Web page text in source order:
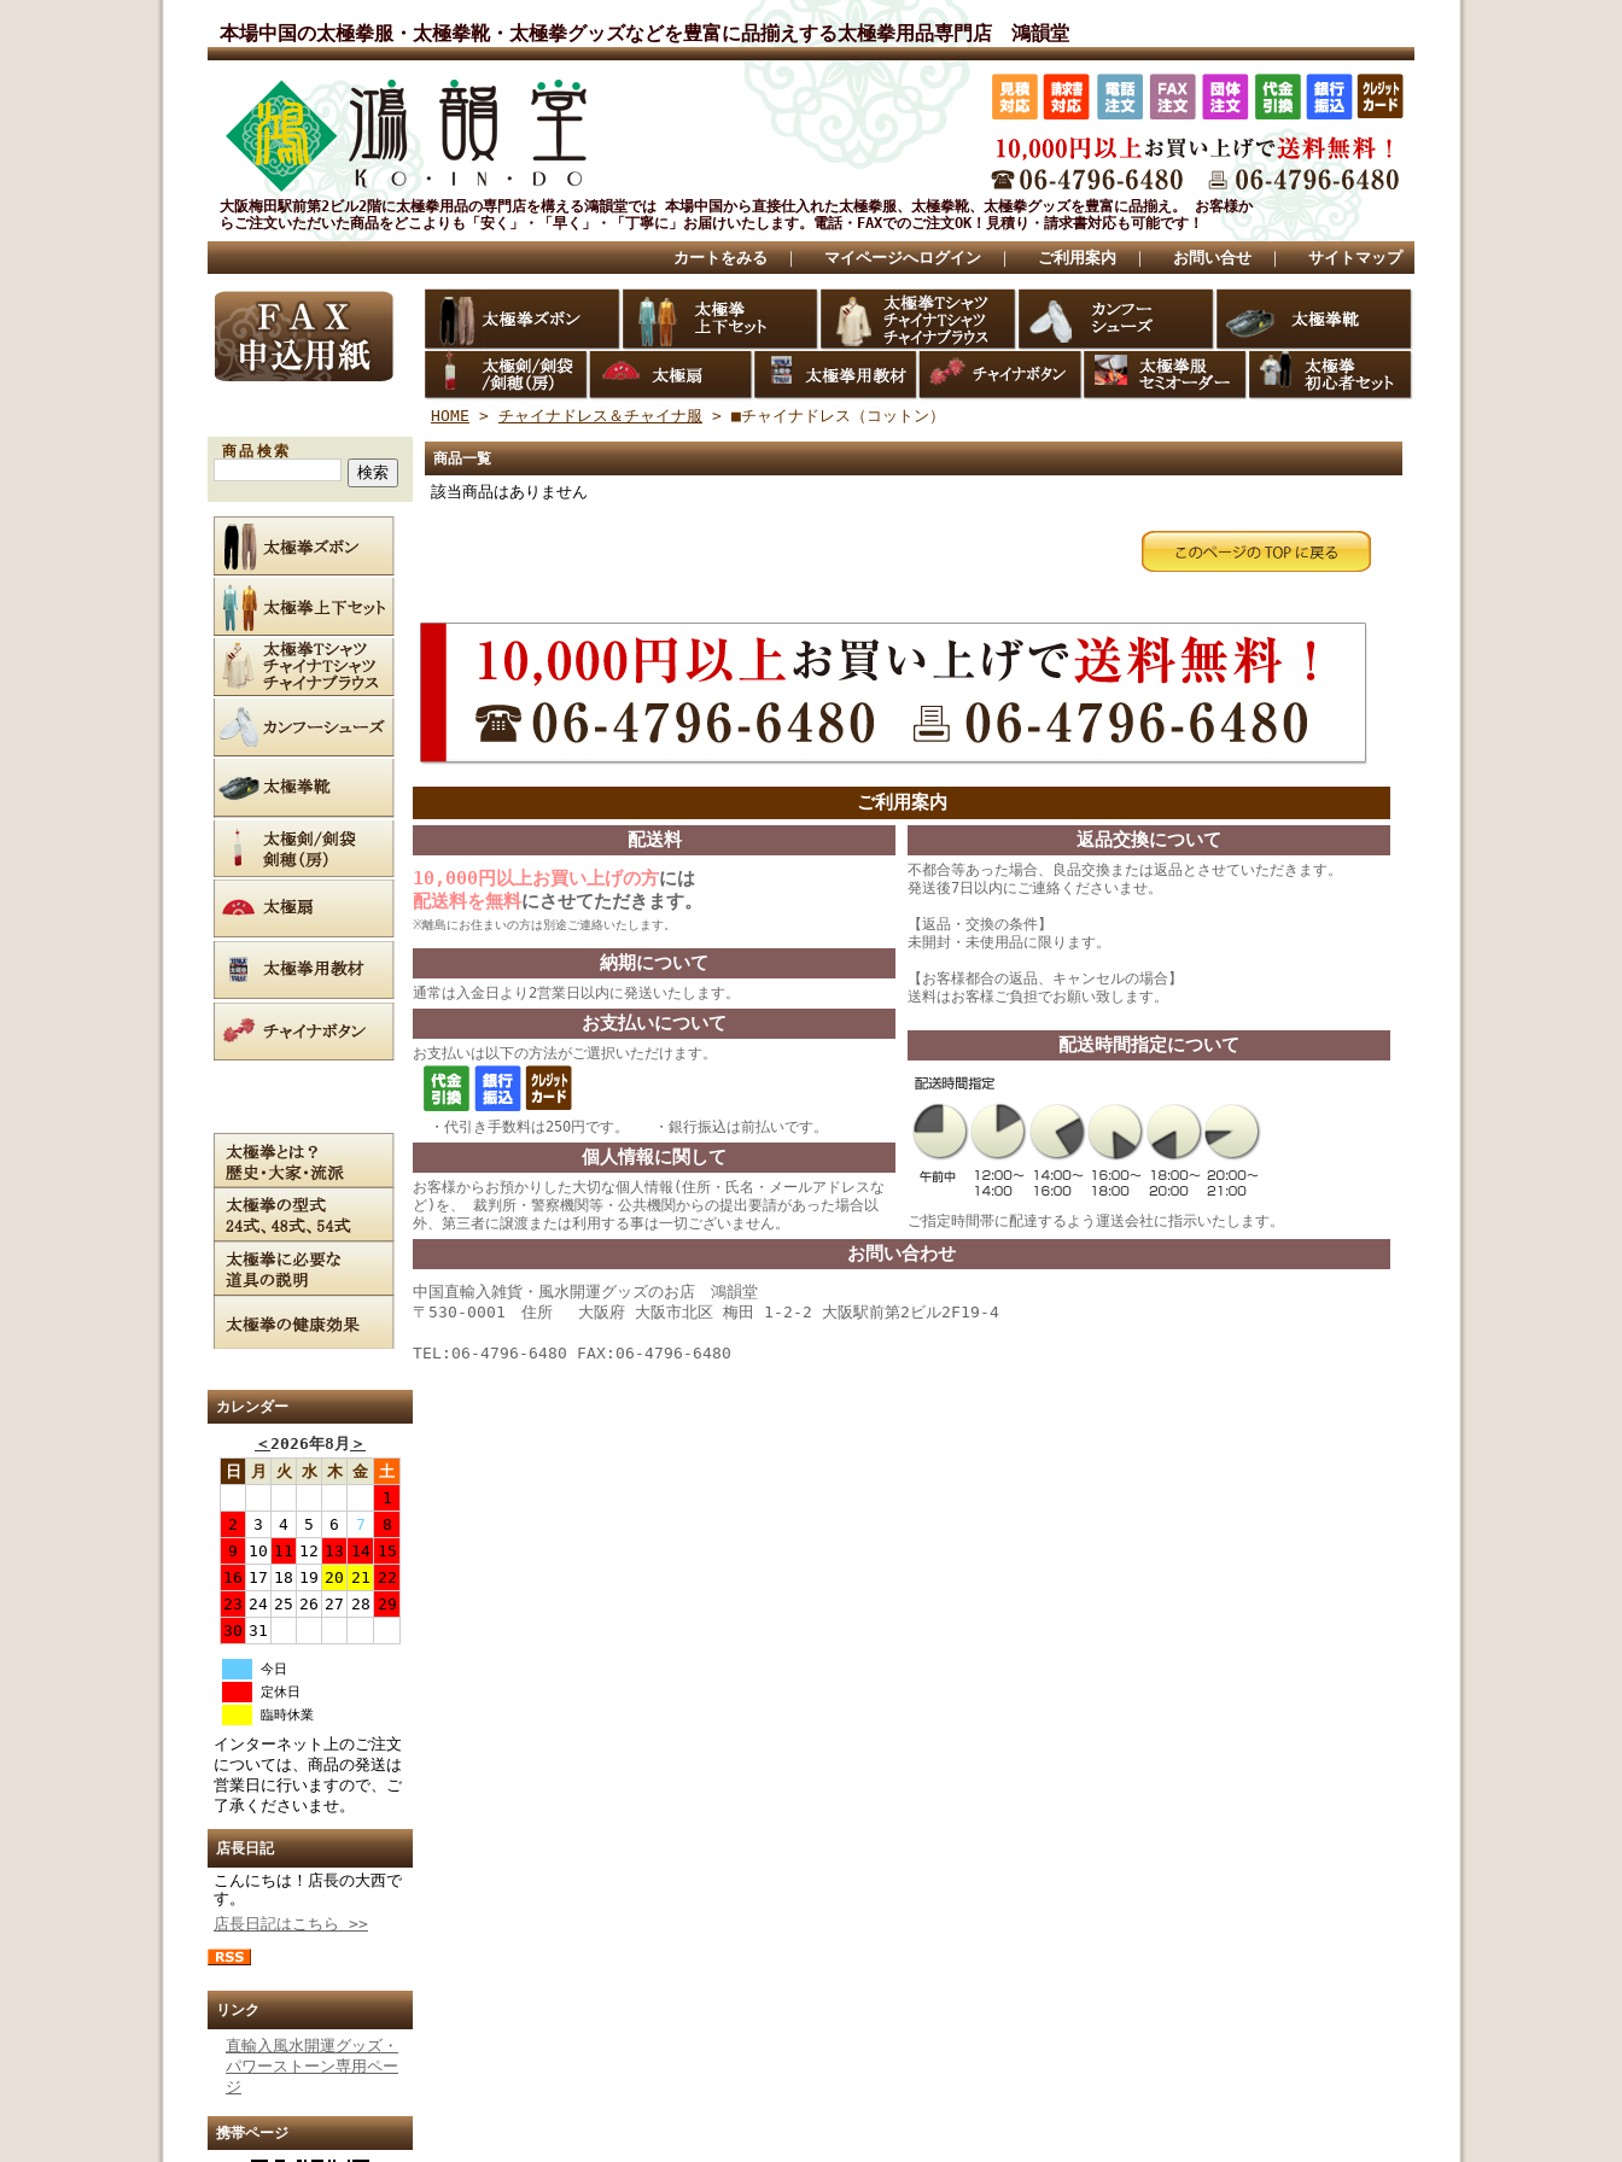
本場中国の太極拳服・太極拳靴・太極拳グッズなどを豊富に品揃えする太極拳用品専門店 鴻韻堂
大阪梅田駅前第2ビル2階に太極拳用品の専門店を構える鴻韻堂では 本場中国から直接仕入れた太極拳服、太極拳靴、太極拳グッズを豊富に品揃え。 お客様か
らご注文いただいた商品をどこよりも「安く」・「早く」・「丁寧に」お届けいたします。電話・FAXでのご注文OK！見積り・請求書対応も可能です！
カートをみる ｜ マイページへログイン ｜ ご利用案内 ｜ お問い合せ ｜ サイトマップ
商品検索
カレンダー
＜2026年8月 ＞
日
月 火 水 木 金 土
1
2
3 4 5 6 7
8
9
10 11 12 13 14 15
16 17 18 19 20 21 22
23 24 25 26 27 28 29
30 31
今日
定休日
臨時休業
インターネット上のご注文
については、商品の発送は
営業日に行いますので、ご
了承くださいませ。
店長日記
こんにちは！店長の大西で
す。
店長日記はこちら >>
リンク
直輸入風水開運グッズ・
パワーストーン専用ペー
ジ
携帯ページ
HOME > チャイナドレス＆チャイナ服 > ■チャイナドレス（コットン）
商品一覧
該当商品はありません
ご利用案内
配送料
10,000円以上お買い上げの方には
配送料を無料にさせてただきます。
※離島にお住まいの方は別途ご連絡いたします。
納期について
通常は入金日より2営業日以内に発送いたします。
お支払いについて
お支払いは以下の方法がご選択いただけます。
・代引き手数料は250円です。 ・銀行振込は前払いです。
個人情報に関して
お客様からお預かりした大切な個人情報(住所・氏名・メールアドレスな
ど)を、 裁判所・警察機関等・公共機関からの提出要請があった場合以
外、第三者に譲渡または利用する事は一切ございません。
返品交換について
不都合等あった場合、良品交換または返品とさせていただきます。
発送後7日以内にご連絡くださいませ。
【返品・交換の条件】
未開封・未使用品に限ります。
【お客様都合の返品、キャンセルの場合】
送料はお客様ご負担でお願い致します。
配送時間指定について
ご指定時間帯に配達するよう運送会社に指示いたします。
お問い合わせ
中国直輸入雑貨・風水開運グッズのお店 鴻韻堂
〒530-0001 住所 大阪府 大阪市北区 梅田 1-2-2 大阪駅前第2ビル2F19-4
TEL:06-4796-6480 FAX:06-4796-6480